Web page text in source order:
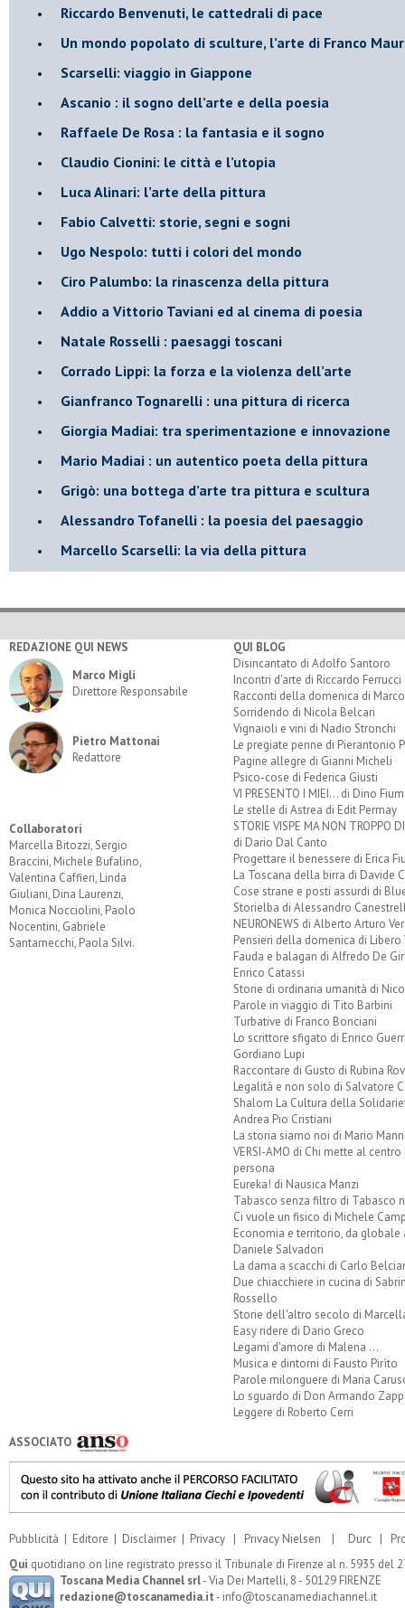
​Riccardo Benvenuti, le cattedrali di pace
​Un mondo popolato di sculture, l’arte di Franco
​Scarselli: viaggio in Giappone
​Ascanio : il sogno dell’arte e della poesia
Raffaele De Rosa : la fantasia e il sogno
​Claudio Cionini: le città e l’utopia
Luca Alinari: l’arte della pittura
​Fabio Calvetti: storie, segni e sogni
Ugo Nespolo: tutti i colori del mondo
​Ciro Palumbo: la rinascenza della pittura
​Addio a Vittorio Taviani ed al cinema di poesia
​Natale Rosselli : paesaggi toscani
​Corrado Lippi: la forza e la violenza dell’arte
Gianfranco Tognarelli : una pittura di ricerca
Giorgia Madiai: tra sperimentazione e innovazione
Mario Madiai : un autentico poeta della pittura
Grigò: una bottega d’arte tra pittura e scultura
Alessandro Tofanelli : la poesia del paesaggio
​Marcello Scarselli: la via della pittura
REDAZIONE QUI NEWS
Marco Migli
Direttore Responsabile
Pietro Mattonai
Redattore
Collaboratori
Marcella Bitozzi, Sergio
Braccini, Michele Bufalino,
Valentina Caffieri, Linda
Giuliani, Dina Laurenzi,
Monica Nocciolini, Paolo
Nocentini, Gabriele
Santarnecchi, Paola Silvi.
QUI BLOG
Disincantato di Adolfo Santoro
Incontri d'arte di Riccardo Ferrucci
Racconti della domenica di
Sorridendo di Nicola Belcari
Vignaioli e vini di Nadio Stronchi
Le pregiate penne di Pierantonio
Pagine allegre di Gianni Micheli
Psico-cose di Federica Giusti
VI PRESENTO I MIEI... di Dino
Le stelle di Astrea di Edit Permay
STORIE VISPE MA NON TROPPO
di Dario Dal Canto
Progettare il benessere di Erica
La Toscana della birra di Davide
Cose strane e posti assurdi di
Storielba di Alessandro
NEURONEWS di Alberto Arturo
Pensieri della domenica di Libero
Fauda e balagan di Alfredo De
Enrico Catassi
Storie di ordinaria umanità di
Parole in viaggio di Tito Barbini
Turbative di Franco Bonciani
Lo scrittore sfigato di Enrico
Gordiano Lupi
Raccontare di Gusto di Rubina
Legalità e non solo di Salvatore
Shalom La Cultura della
Andrea Pio Cristiani
La storia siamo noi di Mario
VERSI-AMO di Chi mette al centro
persona
Eureka! di Nausica Manzi
Tabasco senza filtro di Tabasco
Ci vuole un fisico di Michele
Economia e territorio, da globale
Daniele Salvadori
La dama a scacchi di Carlo
Due chiacchiere in cucina di
Rossello
Storie dell'altro secolo di
Easy ridere di Dario Greco
Legami d'amore di Malena ...
Musica e dintorni di Fausto Pirìto
Parole milonguere di Maria
Lo sguardo di Don Armando
Leggere di Roberto Cerri
ASSOCIATO
Pubblicità | Editore | Disclaimer | Privacy | Privacy Nielsen | Durc |
Qui quotidiano on line registrato presso il Tribunale di Firenze al n. 5935 del
Toscana Media Channel srl- Via Dei Martelli, 8 - 50129 FIRENZE
redazione@toscanamedia.it - info@toscanamediachannel.it